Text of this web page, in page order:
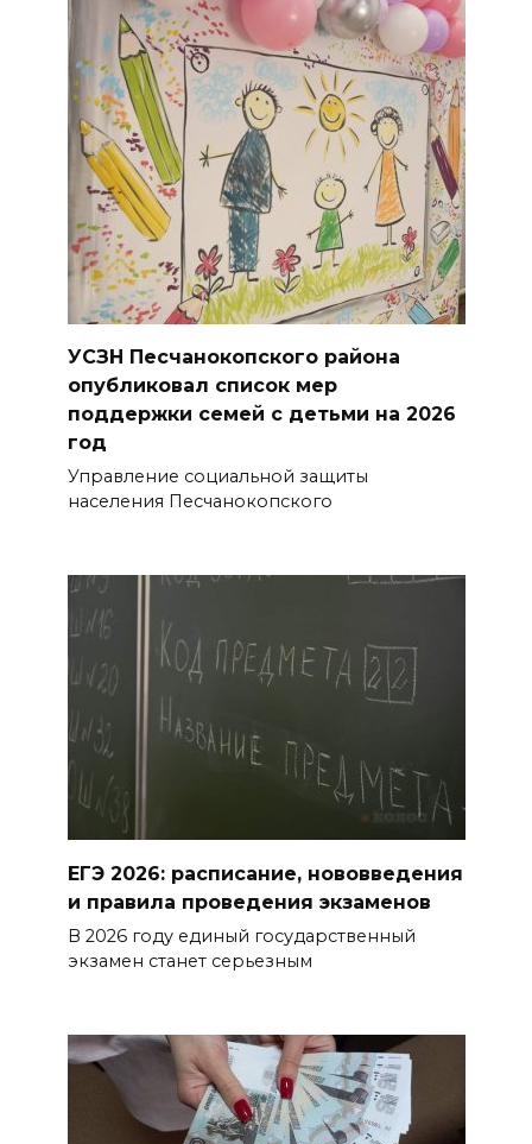
телефонных бандитов
«крышует» киевская власть
05 августа 2026 16:20
В Шахтах на газовой заправке
загорелся автомобиль,
пострадал водитель
05 августа 2026 15:59
На Дону в ближайшие три
дня ожидается жара до +40
°C
05 августа 2026 15:58
На Дону молодые врачи-
региона
БОЛЬШЕ НОВОСТЕЙ
УСЗН Песчанокопского района
опубликовал список мер
поддержки семей с детьми на 2026
год
Управление социальной защиты
населения Песчанокопского
ЕГЭ 2026: расписание, нововведения
и правила проведения экзаменов
В 2026 году единый государственный
экзамен станет серьезным